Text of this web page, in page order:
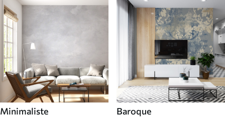
Minimaliste Baroque